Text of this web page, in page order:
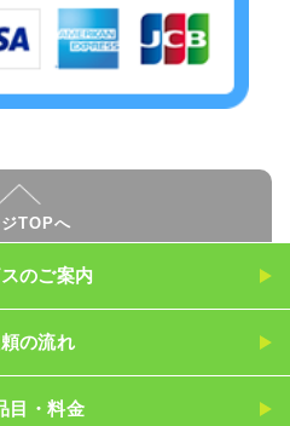
TOPへ
のご案内
の流れ
目・料金